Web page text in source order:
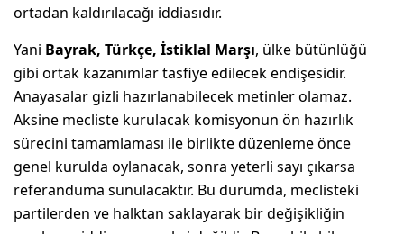
ortadan kaldırılacağı iddiasıdır.
Yani Bayrak, Türkçe, İstiklal Marşı, ülke bütünlüğü
gibi ortak kazanımlar tasfiye edilecek endişesidir.
Anayasalar gizli hazırlanabilecek metinler olamaz.
Aksine mecliste kurulacak komisyonun ön hazırlık
sürecini tamamlaması ile birlikte düzenleme önce
genel kurulda oylanacak, sonra yeterli sayı çıkarsa
referanduma sunulacaktır. Bu durumda, meclisteki
partilerden ve halktan saklayarak bir değişikliğin